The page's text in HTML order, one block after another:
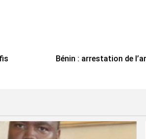
Bénin : arrestation de